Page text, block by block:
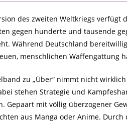
des zweiten Weltkriegs verfügt
gegen hunderte und tausende
Während Deutschland
menschlichen Waffengattung
zu „Über“ nimmt nicht
stehen Strategie und
Gepaart mit völlig überzogener
aus Manga oder Anime.